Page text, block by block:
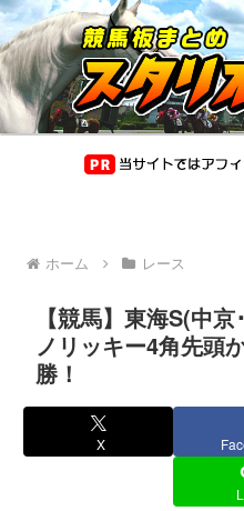
ホーム レース
【競馬】東海S(中
ノリッキー4角先頭
勝！
X